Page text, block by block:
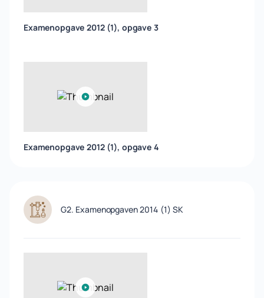
Examenopgave 2012 (1), opgave 3
Examenopgave 2012 (1), opgave 4
G2. Examenopgaven 2014 (1) SK